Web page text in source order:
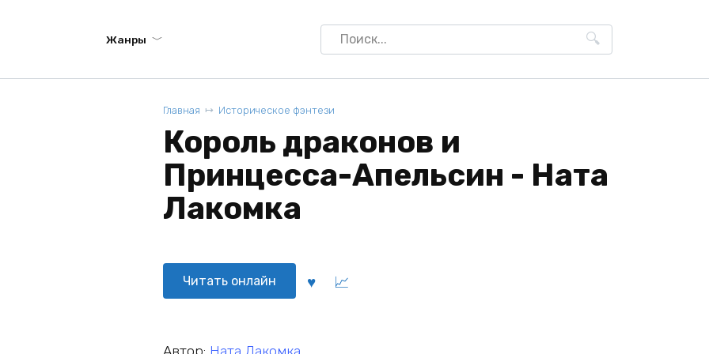
Жанры
Search
for:
Главная Историческое фэнтези
Король драконов и
Принцесса-Апельсин - Ната
Лакомка
Читать онлайн
Автор: Ната Лакомка